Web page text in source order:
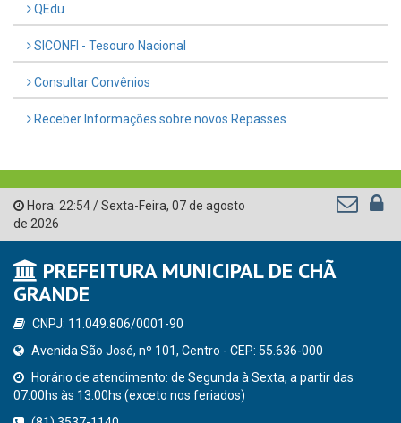
QEdu
SICONFI - Tesouro Nacional
Consultar Convênios
Receber Informações sobre novos Repasses
Hora: 22:54/Sexta-Feira, 07 de agosto
de 2026
PREFEITURA MUNICIPAL DE CHÃ
GRANDE
CNPJ: 11.049.806/0001-90
Avenida São José, nº 101, Centro - CEP: 55.636-000
Horário de atendimento: de Segunda à Sexta, a partir das
07:00hs às 13:00hs (exceto nos feriados)